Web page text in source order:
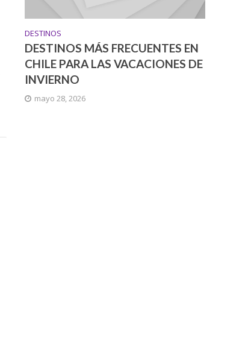
DESTINOS
DESTINOS MÁS FRECUENTES EN
CHILE PARA LAS VACACIONES DE
INVIERNO
mayo 28, 2026